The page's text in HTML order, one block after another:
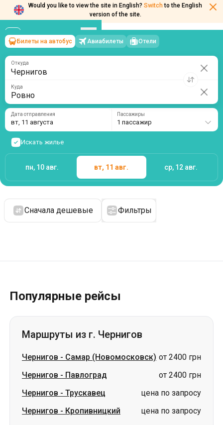
Would you like to view the site in English? Switch to the English
version of the site.
Чернигов→Ровно
вт, 11 августа/1 пассажир
Билеты на автобус Авиабилеты Отели
Откуда
Куда
Дата отправления
вт, 11 августа
Пассажиры
1 пассажир
Искать жилье
пн, 10 авг. вт, 11 авг. ср, 12 авг.
Сначала дешевые Фильтры
Популярные рейсы
Маршруты из г. Чернигов
Чернигов - Самар (Новомосковск) от 2400 грн
Чернигов - Павлоград
от 2400 грн
Чернигов - Трускавец
цена по запросу
Чернигов - Кропивницкий
цена по запросу